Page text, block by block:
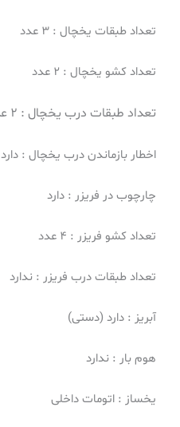
تعداد طبقات یخچال : 3 عدد
تعداد کشو یخچال : 2 عدد
تعداد طبقات درب یخچال : 2 عدد
اخطار بازماندن درب یخچال : دارد
چارچوب در فریزر : دارد
تعداد کشو فریزر : 4 عدد
تعداد طبقات درب فریزر : ندارد
آبریز : دارد (دستی)
هوم بار : ندارد
یخساز : اتومات داخلی